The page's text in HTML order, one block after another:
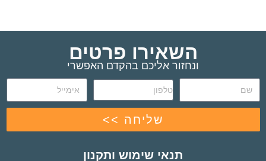
השאירו פרטים
ונחזור אליכם בהקדם האפשרי
שליחה >>
תנאי שימוש ותקנון